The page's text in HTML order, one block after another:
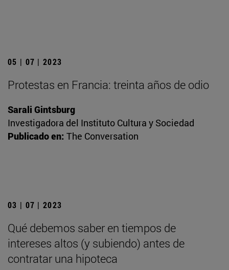
05 | 07 | 2023
Protestas en Francia: treinta años de odio
Sarali Gintsburg
Investigadora del Instituto Cultura y Sociedad
Publicado en: The Conversation
03 | 07 | 2023
Qué debemos saber en tiempos de
intereses altos (y subiendo) antes de
contratar una hipoteca